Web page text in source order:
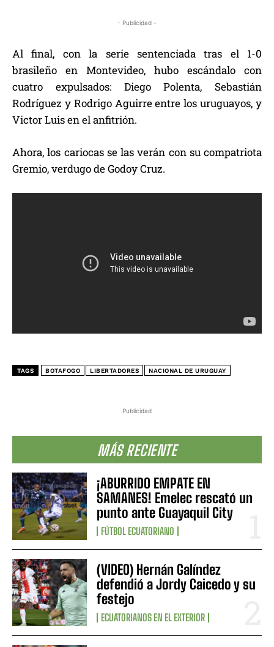
Publicidad
MÁS RECIENTE
¡ABURRIDO EMPATE EN
SAMANES! Emelec rescató un
punto ante Guayaquil City
FÚTBOL ECUATORIANO
(VIDEO) Hernán Galíndez
defendió a Jordy Caicedo y su
festejo
ECUATORIANOS EN EL EXTERIOR
- Publicidad -
Al final, con la serie sentenciada tras el 1-0
brasileño en Montevideo, hubo escándalo con
cuatro expulsados: Diego Polenta, Sebastián
Rodríguez y Rodrigo Aguirre entre los uruguayos, y
Victor Luis en el anfitrión.
Ahora, los cariocas se las verán con su compatriota
Gremio, verdugo de Godoy Cruz.
TAGS BOTAFOGO LIBERTADORES NACIONAL DE URUGUAY